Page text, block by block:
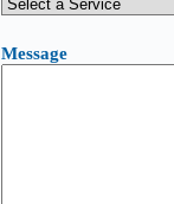
Message